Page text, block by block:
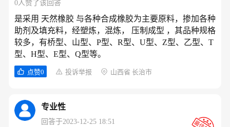
0人赞了该回答
是采用 天然橡胶 与各种合成橡胶为主要原料，掺加各种
助剂及填充料，经塑炼，混炼， 压制成型 ，其品种规格
较多，有桥型、山型、P型、R型、U型、Z型、乙型、T
型、H型、E型、Q型等。
点赞0 投诉举报 山西省 长治市
专业性
回答于2023-12-25 18:51